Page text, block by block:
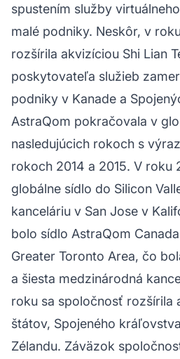
spustením služby
malé podniky. Neskôr, v
rozšírila akvizíciou Shi Lian
poskytovateľa služieb
podniky v Kanade a
AstraQom pokračovala v
nasledujúcich rokoch s
rokoch 2014 a 2015. V roku
globálne sídlo do Silicon
kanceláriu v San Jose v
bolo sídlo AstraQom
Greater Toronto Area, čo
a šiesta medzinárodná
roku sa spoločnosť rozšírila
štátov, Spojeného
Zélandu. Záväzok